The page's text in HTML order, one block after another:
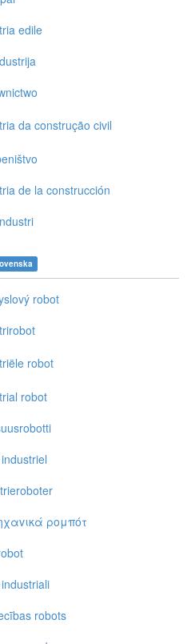
edile
da construção civil
de la construcción
robot
robot
robot
ρoμπότ
robots